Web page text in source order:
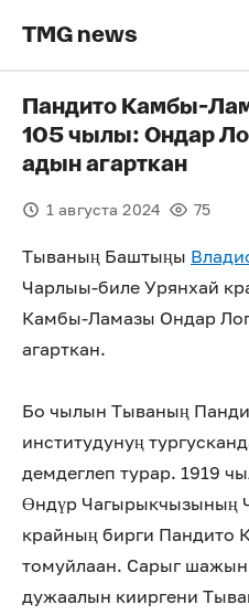
TMG news
Пандито Камбы-
105 чылы: Ондар
адын агарткан
1 августа 2024 75
Тываның Баштыңы
Чарлыы-биле Урянхай
Камбы-Ламазы Ондар
агарткан.
Бо чылын Тываның
институдунуң
демдеглеп турар. 1919
Өндүр Чагырыкчызының
крайның бирги Пандито
томуйлаан. Сарыг
дужаалын кииргени